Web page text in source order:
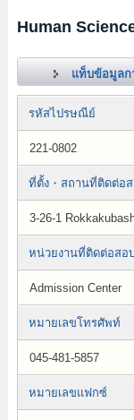
Human
แท็บข้อมูลก
รหัสไปรษณีย์
221-0802
ที่ตั้ง・สถานที่ติดต่อ
3-26-1
หน่วยงานที่ติดต่อสอ
Admission Center
หมายเลขโทรศัพท์
045-481-5857
หมายเลขแฟกซ์